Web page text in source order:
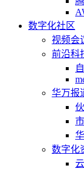
数字化社区
视频会
前沿科
华万报
数字化